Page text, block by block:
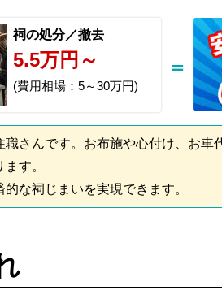
祠の処分／撤去
5.5万円～
(費用相場：5～30万円)
さんです。お布施や心付け、お車
す。
な祠じまいを実現できます。